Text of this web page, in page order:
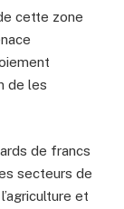
cette zone
de les
de francs
secteurs de
et